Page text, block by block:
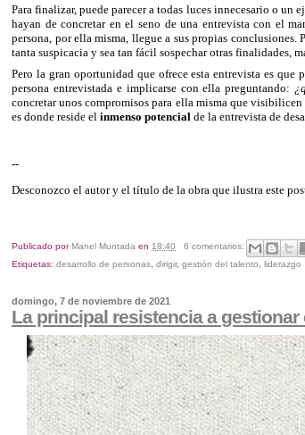
Para finalizar, puede parecer a todas luces innecesario o un
hayan de concretar en el seno de una entrevista con el
persona, por ella misma, llegue a sus propias conclusiones.
tanta suspicacia y sea tan fácil sospechar otras finalidades,
Pero la gran oportunidad que ofrece esta entrevista es
persona entrevistada e implicarse con ella preguntando:
concretar unos compromisos para ella misma que
es donde reside elinmenso potencialde la entrevista de
--
Desconozco el autor y el título de la obra que ilustra este
Publicado por Manel Muntada en 18:40
6 comentarios:
Etiquetas:desarrollo de personas ,dirigir,gestión del talento ,liderazgo
domingo, 7 de noviembre de 2021
La principal resistencia a